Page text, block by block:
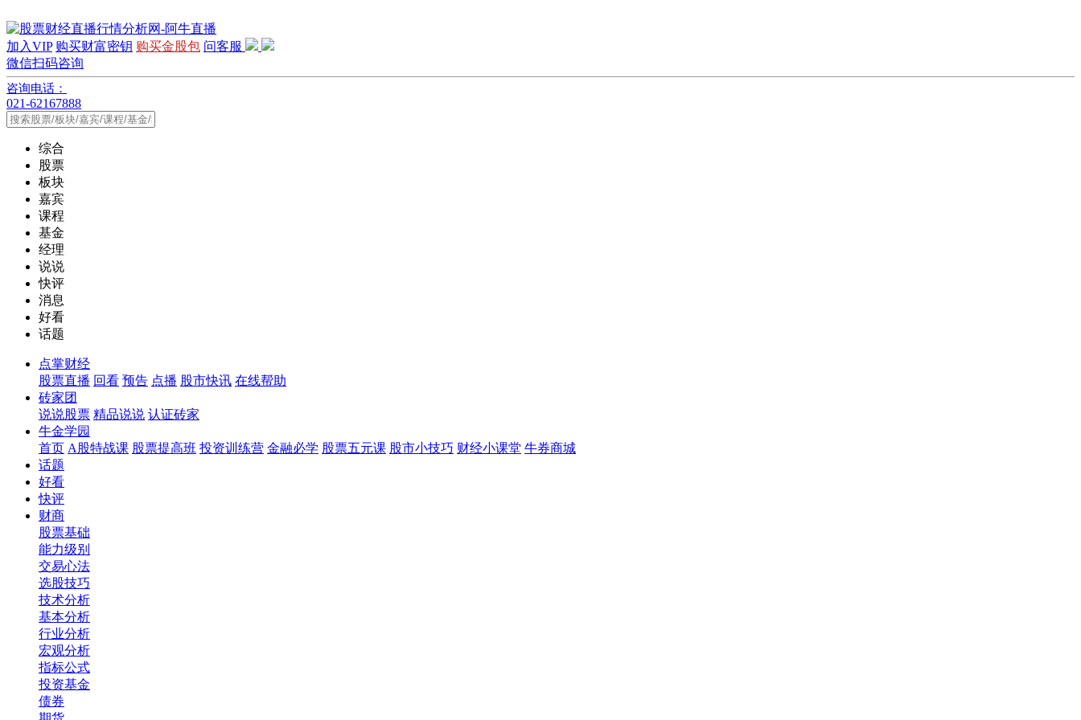
加入VIP 购买财富密钥 购买金股包 问客服
微信扫码咨询
咨询电话：
021-62167888
综合
股票
板块
嘉宾
课程
基金
经理
说说
快评
消息
好看
话题
点掌财经
股票直播 回看 预告 点播 股市快讯 在线帮助
砖家团
说说股票 精品说说 认证砖家
牛金学园
首页 A股特战课 股票提高班 投资训练营 金融必学 股票五元课 股市小技巧 财经小课堂 牛券商城
话题
好看
快评
财商
股票基础
能力级别
交易心法
选股技巧
技术分析
基本分析
行业分析
宏观分析
指标公式
投资基金
债券